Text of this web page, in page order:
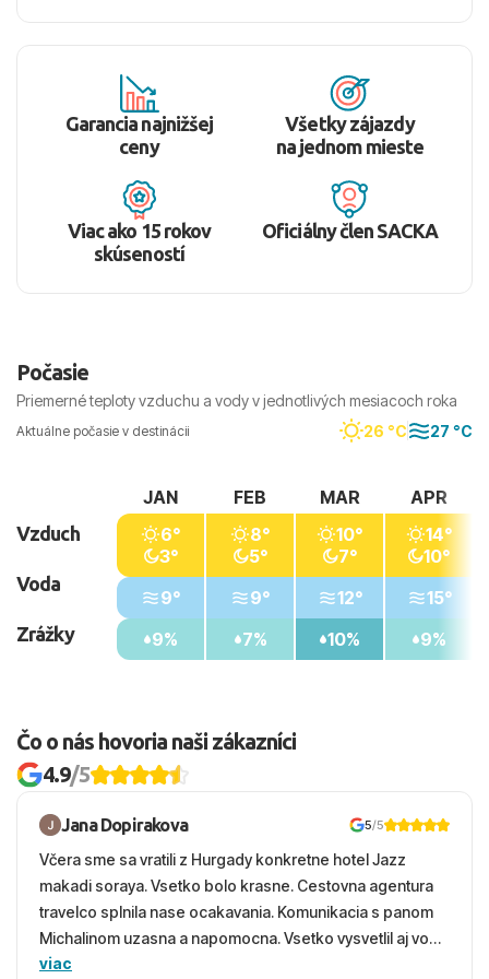
Garancia najnižšej
ceny
Všetky zájazdy
na jednom mieste
Viac ako 15 rokov
skúseností
Oficiálny člen SACKA
Počasie
Priemerné teploty vzduchu a vody v jednotlivých mesiacoch roka
Aktuálne počasie v destinácii 26 °C 27 °C
Vzduch
Voda
Zrážky
JAN
6°
3°
9°
9%
FEB
8°
5°
9°
7%
MAR
10°
7°
12°
10%
APR
14°
10°
15°
9%
Čo o nás hovoria naši zákazníci
4.9/5
Jana Dopirakova 5/5
Včera sme sa vratili z Hurgady konkretne hotel Jazz
makadi soraya. Vsetko bolo krasne. Cestovna agentura
travelco splnila nase ocakavania. Komunikacia s panom
Michalinom uzasna a napomocna. Vsetko vysvetlil aj vo
vecernych hodinach zaco sa ospravedlnujem. Hotel
viac